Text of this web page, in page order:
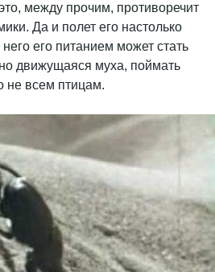
между прочим, противоречит
Да и полет его настолько
его питанием может стать
движущаяся муха, поймать
не всем птицам.